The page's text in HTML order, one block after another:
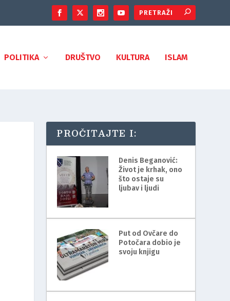
POLITIKA DRUŠTVO KULTURA ISLAM
PROČITAJTE I:
Denis Beganović:
Život je krhak, ono
što ostaje su
ljubav i ljudi
Put od Ovčare do
Potočara dobio je
svoju knjigu